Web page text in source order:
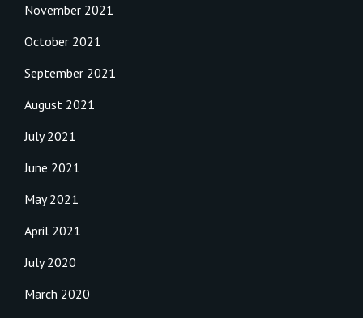
November 2021
October 2021
September 2021
August 2021
July 2021
June 2021
May 2021
April 2021
July 2020
March 2020